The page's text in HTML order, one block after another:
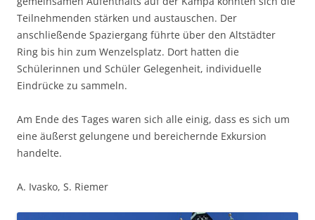
Teilnehmenden stärken und austauschen. Der
anschließende Spaziergang führte über den Altstädter
Ring bis hin zum Wenzelsplatz. Dort hatten die
Schülerinnen und Schüler Gelegenheit, individuelle
Eindrücke zu sammeln.
Am Ende des Tages waren sich alle einig, dass es sich um
eine äußerst gelungene und bereichernde Exkursion
handelte.
A. Ivasko, S. Riemer